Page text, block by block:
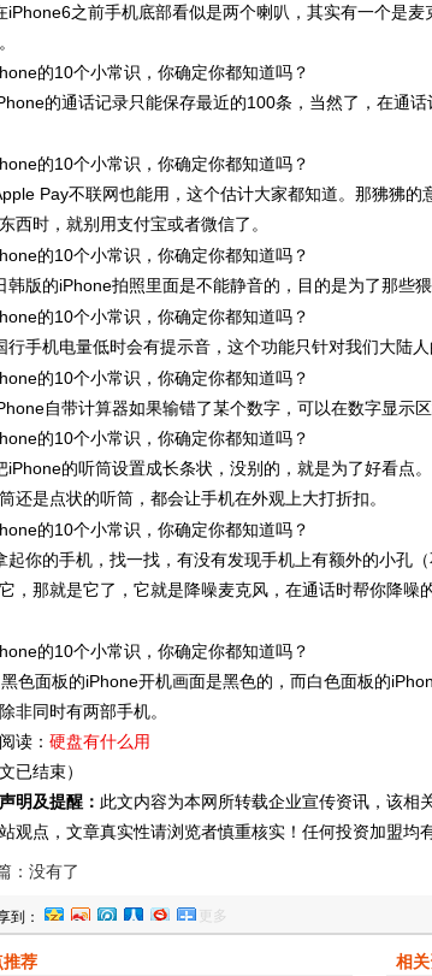
iPhone6之前手机底部看似是两个喇叭，其实有一个是
的通话记录只能保存最近的100条，当然了，在通
Pay不联网也能用，这个估计大家都知道。那狒狒
西时，就别用支付宝或者微信了。
韩版的iPhone拍照里面是不能静音的，目的是为了那些
行手机电量低时会有提示音，这个功能只针对我们大陆人
自带计算器如果输错了某个数字，可以在数字显示
iPhone的听筒设置成长条状，没别的，就是为了好看点
还是点状的听筒，都会让手机在外观上大打折扣。
起你的手机，找一找，有没有发现手机上有额外的小孔
，那就是它了，它就是降噪麦克风，在通话时帮你降噪
色面板的iPhone开机画面是黑色的，而白色面板的
非同时有两部手机。
读： 硬盘有什么用
已结束）
明及提醒： 此文内容为本网所转载企业宣传资讯，该相
观点，文章真实性请浏览者慎重核实！任何投资加盟均
：没有了
到： 更多
推荐 相